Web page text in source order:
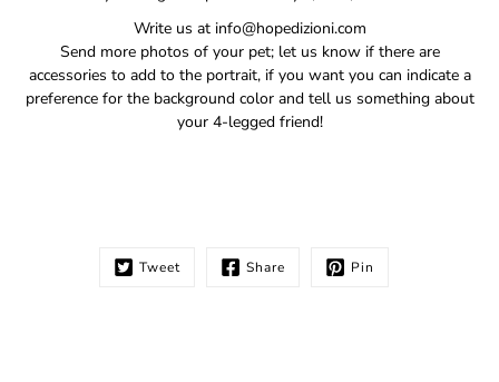
Write us at info@hopedizioni.com
Send more photos of your pet; let us know if there are
accessories to add to the portrait, if you want you can indicate a
preference for the background color and tell us something about
your 4-legged friend!
Tweet Share Pin